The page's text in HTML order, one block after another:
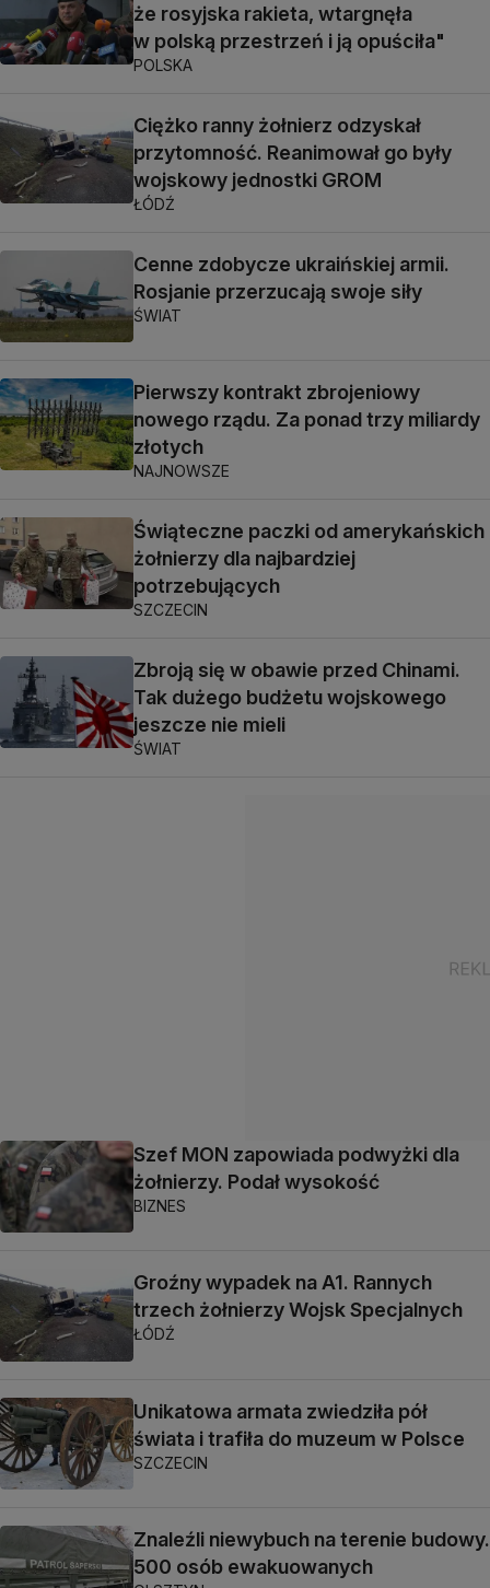
że rosyjska rakieta, wtargnęła
w polską przestrzeń i ją opuściła"
POLSKA
Ciężko ranny żołnierz odzyskał
przytomność. Reanimował go były
wojskowy jednostki GROM
ŁÓDŹ
Cenne zdobycze ukraińskiej armii.
Rosjanie przerzucają swoje siły
ŚWIAT
Pierwszy kontrakt zbrojeniowy
nowego rządu. Za ponad trzy miliardy
złotych
NAJNOWSZE
Świąteczne paczki od amerykańskich
żołnierzy dla najbardziej
potrzebujących
SZCZECIN
Zbroją się w obawie przed Chinami.
Tak dużego budżetu wojskowego
jeszcze nie mieli
ŚWIAT
Szef MON zapowiada podwyżki dla
żołnierzy. Podał wysokość
BIZNES
Groźny wypadek na A1. Rannych
trzech żołnierzy Wojsk Specjalnych
ŁÓDŹ
Unikatowa armata zwiedziła pół
świata i trafiła do muzeum w Polsce
SZCZECIN
Znaleźli niewybuch na terenie budowy.
500 osób ewakuowanych